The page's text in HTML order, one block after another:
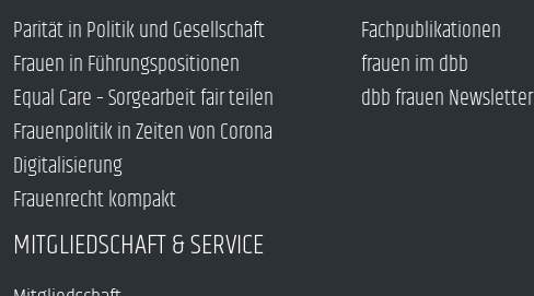
Parität in Politik und Gesellschaft
Frauen in Führungspositionen
Equal Care – Sorgearbeit fair teilen
Frauenpolitik in Zeiten von Corona
Digitalisierung
Frauenrecht kompakt
Fachpublikationen
frauen im dbb
dbb frauen Newsletter
MITGLIEDSCHAFT & SERVICE